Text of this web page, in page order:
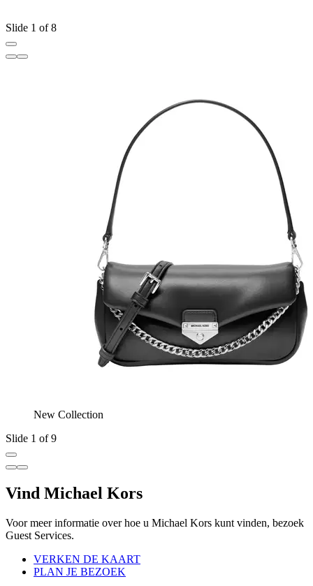
Slide 1 of 8
New Collection
Slide 1 of 9
Vind Michael Kors
Voor meer informatie over hoe u Michael Kors kunt vinden, bezoek
Guest Services.
VERKEN DE KAART
PLAN JE BEZOEK